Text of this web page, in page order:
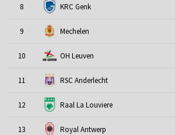
8 KRC Genk
9 Mechelen
10 OH Leuven
11 RSC Anderlecht
12 Raal La Louviere
13 Royal Antwerp